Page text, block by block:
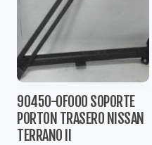
90450-0F000 SOPORTE
PORTON TRASERO NISSAN
TERRANO II